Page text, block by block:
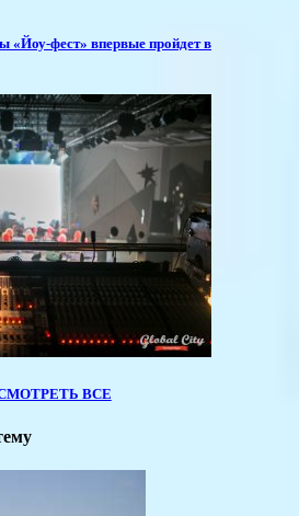
«Йоу-фест» впервые пройдет в
ВСЕ